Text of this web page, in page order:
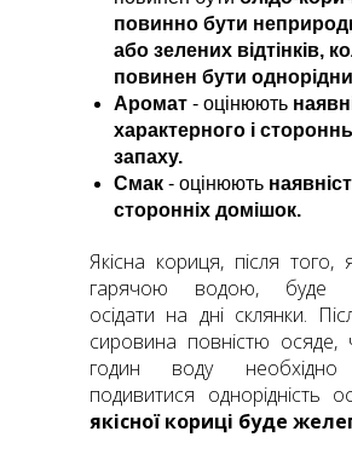
повинно бути
або зелених відтінків,
повинен бути
Аромат - оцінюють
характерного і
запаху.
Смак - оцінюють
сторонніх домішок.
Якісна кориця, після того,
гарячою водою, буде
осідати на дні склянки.
сировина повністю осяде,
годин воду
подивитися однорідність
якісної кориці буде